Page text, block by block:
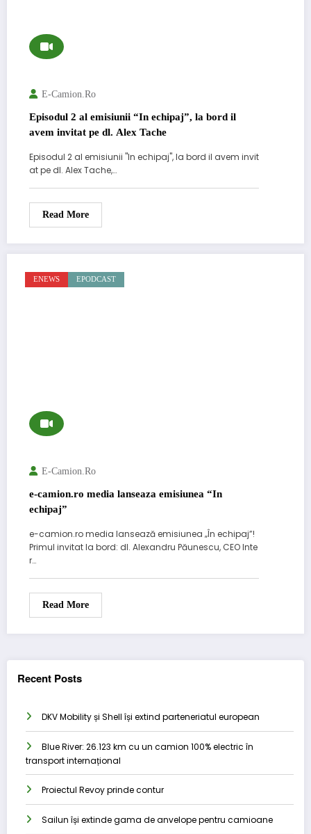
E-Camion.ro
Episodul 2 al emisiunii “In echipaj”, la bord il
avem invitat pe dl. Alex Tache
Episodul 2 al emisiunii "In echipaj", la bord il avem invit
at pe dl. Alex Tache,…
Read More
ENEWS EPODCAST
E-Camion.ro
e-camion.ro media lanseaza emisiunea “In
echipaj”
e-camion.ro media lansează emisiunea „În echipaj”!
Primul invitat la bord: dl. Alexandru Păunescu, CEO Inte
r…
Read More
Recent Posts
DKV Mobility și Shell își extind parteneriatul european
Blue River: 26.123 km cu un camion 100% electric în
transport internațional
Proiectul Revoy prinde contur
Sailun își extinde gama de anvelope pentru camioane